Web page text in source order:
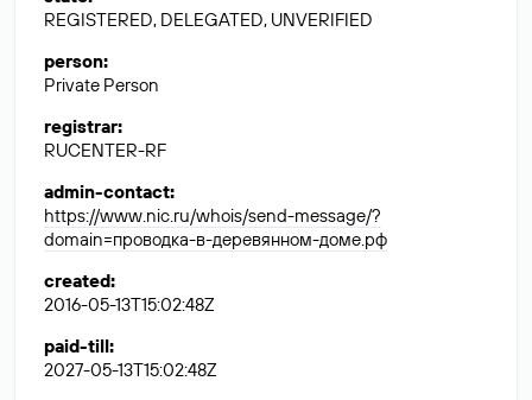
REGISTERED, DELEGATED, UNVERIFIED
person:
Private Person
registrar:
RUCENTER-RF
admin-contact:
https://www.nic.ru/whois/send-message/?
domain=проводка-в-деревянном-доме.рф
created:
2016-05-13T15:02:48Z
paid-till:
2027-05-13T15:02:48Z